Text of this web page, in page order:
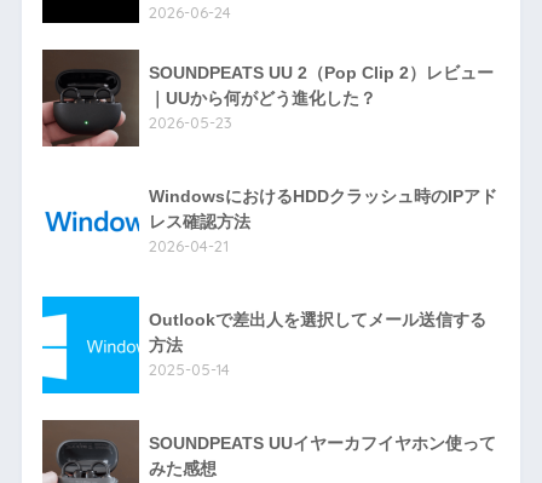
2026-06-24
SOUNDPEATS UU 2（Pop Clip 2）レビュー
｜UUから何がどう進化した？
2026-05-23
WindowsにおけるHDDクラッシュ時のIPアド
レス確認方法
2026-04-21
Outlookで差出人を選択してメール送信する
方法
2025-05-14
SOUNDPEATS UUイヤーカフイヤホン使って
みた感想